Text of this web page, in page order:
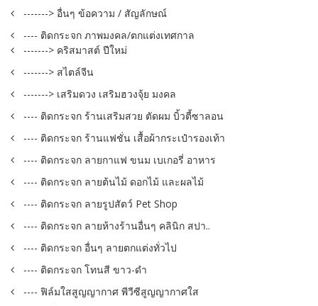
-------> อื่นๆ ข้อความ / สัญลักษณ์
---- ติดกระจก ภาพมงคล/ตกแต่งเทศกาล
-------> คริสมาสต์ ปีใหม่
-------> สไตล์จีน
-------> เสริมดวง เสริมฮวงจุ้ย มงคล
---- ติดกระจก ร้านเสริมสวย ตัดผม บิ้วตี้ซาลอน
---- ติดกระจก ร้านแฟชั่น เสื้อผ้ากระเป๋ารองเท้า
---- ติดกระจก ลายกาแฟ ขนม เบเกอรี่ อาหาร
---- ติดกระจก ลายต้นไม้ ดอกไม้ และผลไม้
---- ติดกระจก ลายรูปสัตว์ Pet Shop
---- ติดกระจก ลายห้างร้านอื่นๆ คลินิก สปา..
---- ติดกระจก อื่นๆ ลายตกแต่งทั่วไป
---- ติดกระจก โทนสี ขาว-ดำ
---- ฟิล์มใสสูญญากาศ พีวีซีสูญญากาศใส